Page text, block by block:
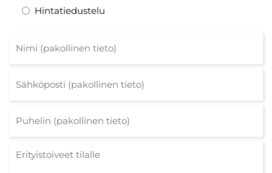
Hintatiedustelu